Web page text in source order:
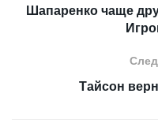
Шапаренко чаще
Тайсон